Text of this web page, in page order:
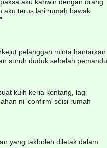
aku kahwin dengan orang
aku terus lari rumah bawak
pelanggan minta hantarkan
suruh duduk sebelah pemandu
kuih keria kentang, lagi
ni ‘confirm’ seisi rumah
yang takboleh diletak dalam